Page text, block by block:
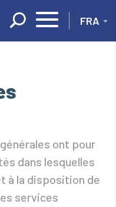
ont pour
dans lesquelles
à la disposition de
services